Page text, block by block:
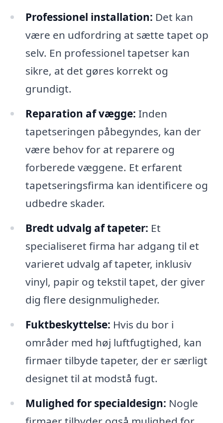
Professionel installation: Det kan
være en udfordring at sætte tapet op
selv. En professionel tapetser kan
sikre, at det gøres korrekt og
grundigt.
Reparation af vægge: Inden
tapetseringen påbegyndes, kan der
være behov for at reparere og
forberede væggene. Et erfarent
tapetseringsfirma kan identificere og
udbedre skader.
Bredt udvalg af tapeter: Et
specialiseret firma har adgang til et
varieret udvalg af tapeter, inklusiv
vinyl, papir og tekstil tapet, der giver
dig flere designmuligheder.
Fuktbeskyttelse: Hvis du bor i
områder med høj luftfugtighed, kan
firmaer tilbyde tapeter, der er særligt
designet til at modstå fugt.
Mulighed for specialdesign: Nogle